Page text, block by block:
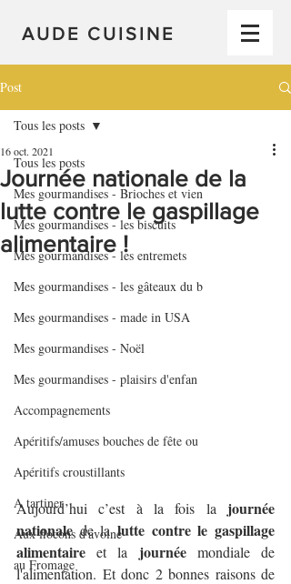
AUDE CUISINE
Post
Tous les posts
Mes gourmandises - Brioches et vien
Mes gourmandises - les biscuits
Mes gourmandises - les entremets
Mes gourmandises - les gâteaux du b
Mes gourmandises - made in USA
Mes gourmandises - Noël
Mes gourmandises - plaisirs d'enfan
Accompagnements
Apéritifs/amuses bouches de fête ou
Apéritifs croustillants
A tartiner
Aux flocons d'avoine
au Fromage
Tous les posts
Journée nationale de la
lutte contre le gaspillage
alimentaire !
16 oct. 2021
Aujourd’hui c’est à la fois la journée
nationale de la lutte contre le gaspillage
alimentaire et la journée mondiale de
l'alimentation. Et donc 2 bonnes raisons de